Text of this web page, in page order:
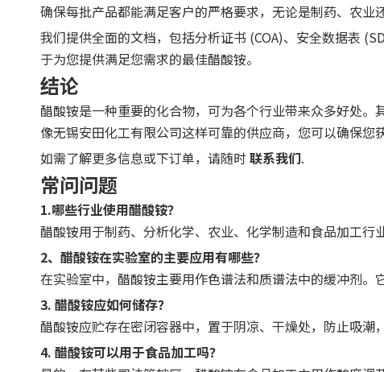
确保每批产品都能满足客户的严格要求，无论是制药、农业
我们提供全面的文档，包括分析证书 (COA)、安全数据表
于为您提供满足您需求的最佳醋酸铵。
结论
醋酸铵是一种重要的化合物，可为各个行业带来众多好处
像无锡安田化工有限公司这样可靠的供应商，您可以确保您
如需了解更多信息或下订单，请随时 联系我们.
常问问题
1.哪些行业使用醋酸铵？
醋酸铵用于制药、分析化学、农业、化学制造和食品加工行
2、醋酸铵在实验室的主要应用有哪些？
在实验室中，醋酸铵主要用作色谱法和质谱法中的缓冲剂。
3. 醋酸铵应如何储存？
醋酸铵应贮存在密闭容器中，置于阴凉、干燥处，防止吸潮
4. 醋酸铵可以用于食品加工吗？